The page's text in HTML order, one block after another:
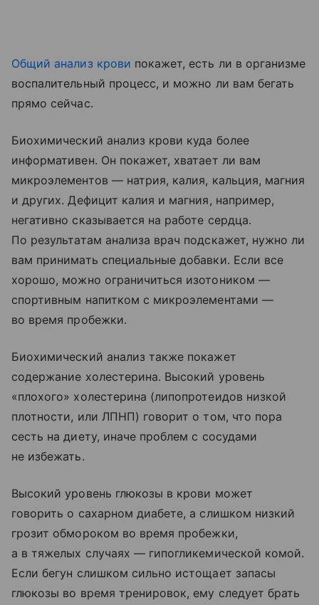
Общий анализ крови покажет, есть ли в организме
воспалительный процесс, и можно ли вам бегать
прямо сейчас.
Биохимический анализ крови куда более
информативен. Он покажет, хватает ли вам
микроэлементов — натрия, калия, кальция, магния
и других. Дефицит калия и магния, например,
негативно сказывается на работе сердца.
По результатам анализа врач подскажет, нужно ли
вам принимать специальные добавки. Если все
хорошо, можно ограничиться изотоником —
спортивным напитком с микроэлементами —
во время пробежки.
Биохимический анализ также покажет
содержание холестерина. Высокий уровень
«плохого» холестерина (липопротеидов низкой
плотности, или ЛПНП) говорит о том, что пора
сесть на диету, иначе проблем с сосудами
не избежать.
Высокий уровень глюкозы в крови может
говорить о сахарном диабете, а слишком низкий
грозит обмороком во время пробежки,
а в тяжелых случаях — гипогликемической комой.
Если бегун слишком сильно истощает запасы
глюкозы во время тренировок, ему следует брать